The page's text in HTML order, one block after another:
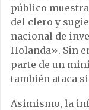
público
del clero y
nacional de
Holanda». Sin
parte de un
también ataca
Asimismo, la